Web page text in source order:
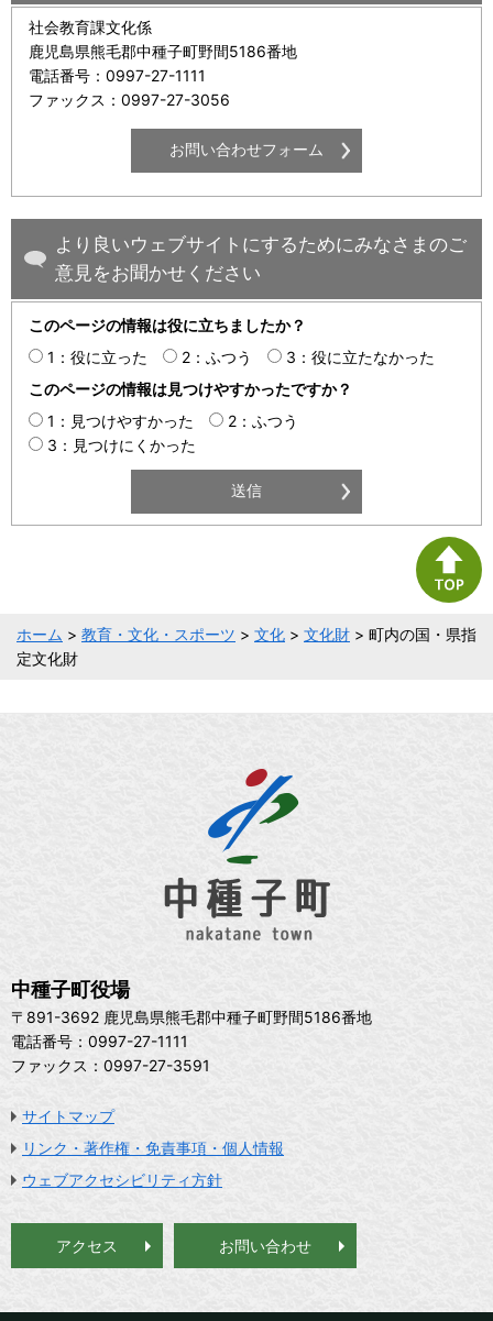
社会教育課文化係
鹿児島県熊毛郡中種子町野間5186番地
電話番号：0997-27-1111
ファックス：0997-27-3056
より良いウェブサイトにするためにみなさまのご
意見をお聞かせください
このページの情報は役に立ちましたか？
1：役に立った
2：ふつう
3：役に立たなかった
このページの情報は見つけやすかったですか？
1：見つけやすかった
2：ふつう
3：見つけにくかった
ホーム > 教育・文化・スポーツ > 文化 > 文化財 > 町内の国・県指
定文化財
中種子町役場
〒891-3692 鹿児島県熊毛郡中種子町野間5186番地
電話番号：0997-27-1111
ファックス：0997-27-3591
サイトマップ
リンク・著作権・免責事項・個人情報
ウェブアクセシビリティ方針
アクセス お問い合わせ